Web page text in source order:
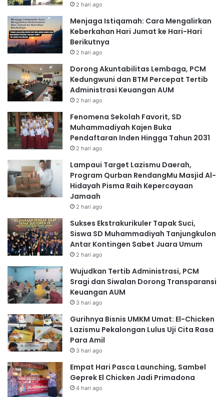
2 hari ago
Menjaga Istiqamah: Cara Mengalirkan
Keberkahan Hari Jumat ke Hari-Hari
Berikutnya
2 hari ago
Dorong Akuntabilitas Lembaga, PCM
Kedungwuni dan BTM Percepat Tertib
Administrasi Keuangan AUM
2 hari ago
Fenomena Sekolah Favorit, SD
Muhammadiyah Kajen Buka
Pendaftaran Inden Hingga Tahun 2031
2 hari ago
Lampaui Target Lazismu Daerah,
Program Qurban RendangMu Masjid Al-
Hidayah Pisma Raih Kepercayaan
Jamaah
2 hari ago
Sukses Ekstrakurikuler Tapak Suci,
Siswa SD Muhammadiyah Tanjungkulon
Antar Kontingen Sabet Juara Umum
2 hari ago
Wujudkan Tertib Administrasi, PCM
Sragi dan Siwalan Dorong Transparansi
Keuangan AUM
3 hari ago
Gurihnya Bisnis UMKM Umat: El-Chicken
Lazismu Pekalongan Lulus Uji Cita Rasa
Para Amil
3 hari ago
Empat Hari Pasca Launching, Sambel
Geprek El Chicken Jadi Primadona
4 hari ago